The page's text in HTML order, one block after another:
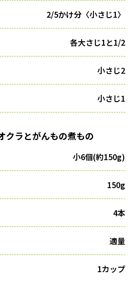
2/5かけ分〈小さじ1〉
各大さじ1と1/2
小さじ2
小さじ1
クラとがんもの煮もの
小6個(約150g)
150g
4本
適量
1カップ